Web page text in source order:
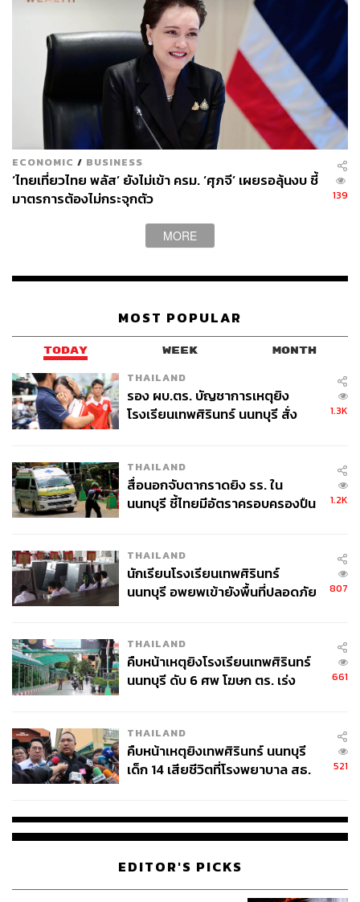
42
ABOUT THE AUTHOR
THE STANDARD WEALTH
สำนักข่าวเศรษฐกิจ ธุรกิจ และการลงทุน โดย
ทีมข่าว THE STANDARD
ECONOMIC / BUSINESS
‘ไทยเที่ยวไทย พลัส’ ยังไม่เข้า ครม. ‘ศุภจี’ เผยรอลุ้นงบ ชี้
มาตรการต้องไม่กระจุกตัว
139
MORE
MOST POPULAR
TODAY WEEK MONTH
THAILAND
รอง ผบ.ตร. บัญชาการเหตุยิง
โรงเรียนเทพศิรินทร์ นนทบุรี สั่ง
1.3K
THAILAND
สื่อนอกจับตากราดยิง รร. ใน
นนทบุรี ชี้ไทยมีอัตราครอบครองปืน
1.2K
THAILAND
นักเรียนโรงเรียนเทพศิรินทร์
นนทบุรี อพยพเข้ายังพื้นที่ปลอดภัย
807
THAILAND
คืบหน้าเหตุยิงโรงเรียนเทพศิรินทร์
นนทบุรี ดับ 6 ศพ โฆษก ตร. เร่ง
661
THAILAND
คืบหน้าเหตุยิงเทพศิรินทร์ นนทบุรี
เด็ก 14 เสียชีวิตที่โรงพยาบาล สธ.
521
EDITOR'S PICKS